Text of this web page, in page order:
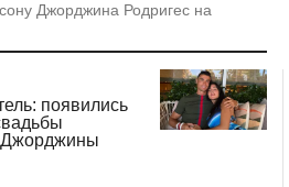
Джорджина Родригес на
появились
Джорджины